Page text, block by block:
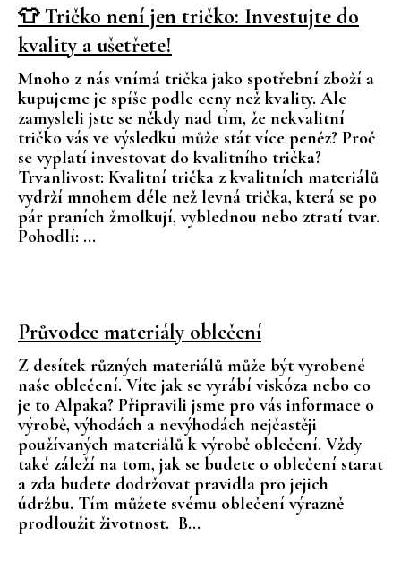
👕 Tričko není jen tričko: Investujte do
kvality a ušetřete!
Mnoho z nás vnímá trička jako spotřební zboží a
kupujeme je spíše podle ceny než kvality. Ale
zamysleli jste se někdy nad tím, že nekvalitní
tričko vás ve výsledku může stát více peněz? Proč
se vyplatí investovat do kvalitního trička?
Trvanlivost: Kvalitní trička z kvalitních materiálů
vydrží mnohem déle než levná trička, která se po
pár praních žmolkují, vyblednou nebo ztratí tvar.
Pohodlí: ...
Průvodce materiály oblečení
Z desítek různých materiálů může být vyrobené
naše oblečení. Víte jak se vyrábí viskóza nebo co
je to Alpaka? Připravili jsme pro vás informace o
výrobě, výhodách a nevýhodách nejčastěji
používaných materiálů k výrobě oblečení. Vždy
také záleží na tom, jak se budete o oblečení starat
a zda budete dodržovat pravidla pro jejich
údržbu. Tím můžete svému oblečení výrazně
prodloužit životnost. B...
p
o
r
u
č
u
j
e
m
e